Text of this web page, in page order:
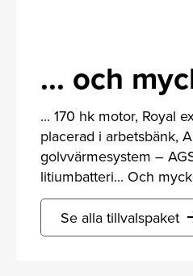
... och
... 170 hk motor, Royal
placerad i arbetsbänk,
golvvärmesystem –
litiumbatteri... Och
Se alla tillvalspaket